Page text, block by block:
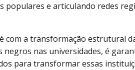
populares e articulando redes
com a transformação estrutural
negros nas universidades, é
para transformar essas